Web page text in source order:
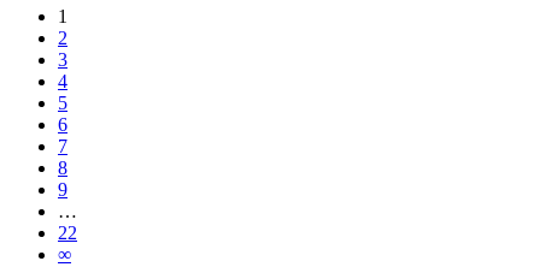
1
2
3
4
5
6
7
8
9
…
22
∞